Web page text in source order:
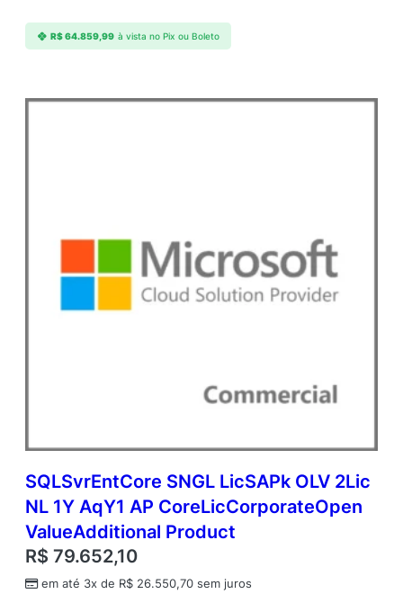
R$64.859,99 à vista no Pix ou Boleto
SQLSvrEntCore SNGL LicSAPk OLV 2Lic
NL 1Y AqY1 AP CoreLicCorporateOpen
ValueAdditional Product
R$ 79.652,10
em até 3x de R$ 26.550,70 sem juros